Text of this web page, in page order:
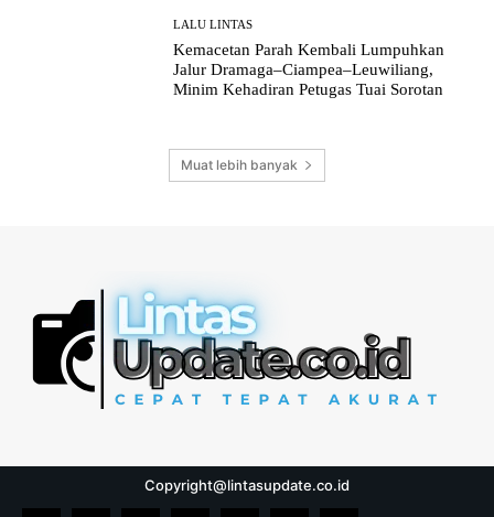
LALU LINTAS
Kemacetan Parah Kembali Lumpuhkan
Jalur Dramaga–Ciampea–Leuwiliang,
Minim Kehadiran Petugas Tuai Sorotan
Muat lebih banyak
Copyright@lintasupdate.co.id